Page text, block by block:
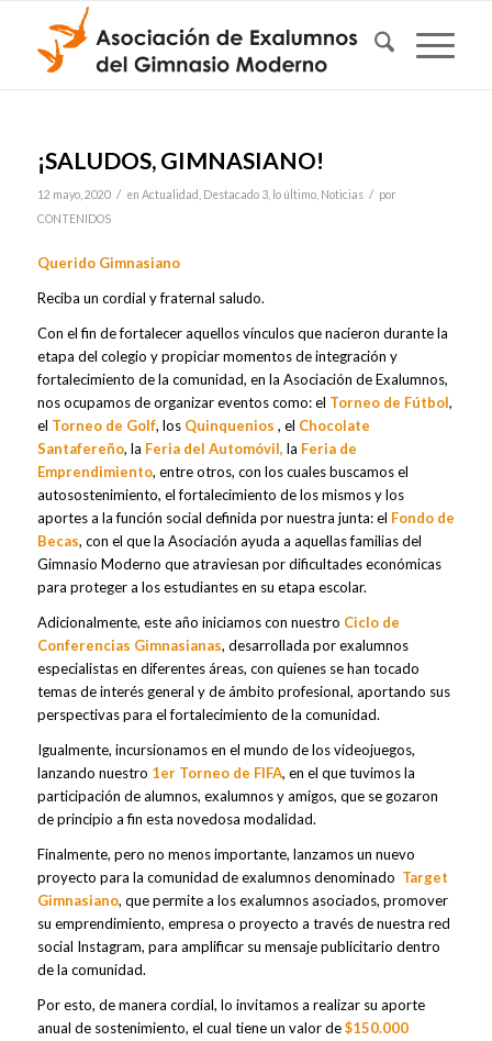
¡SALUDOS, GIMNASIANO!
12 mayo, 2020 / en Actualidad Destacado 3, lo último, Noticias / por
CONTENIDOS
Querido Gimnasiano
Reciba un cordial y fraternal saludo.
Con el fin de fortalecer aquellos vínculos que nacieron durante la
etapa del colegio y propiciar momentos de integración y
fortalecimiento de la comunidad, en la Asociación de Exalumnos,
nos ocupamos de organizar eventos como: el Torneo de Fútbol,
el Torneo de Golf, losQuinquenios , el Chocolate
Santafereño, la Feria del Automóvil, la Feria de
Emprendimiento, entre otros, con los cuales buscamos el
autosostenimiento, el fortalecimiento de los mismos y los
aportes a la función social definida por nuestra junta: el Fondo de
Becas, con el que la Asociación ayuda a aquellas familias del
Gimnasio Moderno que atraviesan por dificultades económicas
para proteger a los estudiantes en su etapa escolar.
Adicionalmente, este año iniciamos con nuestro Ciclo de
Conferencias Gimnasianas, desarrollada por exalumnos
especialistas en diferentes áreas, con quienes se han tocado
temas de interés general y de ámbito profesional, aportando sus
perspectivas para el fortalecimiento de la comunidad.
Igualmente, incursionamos en el mundo de los videojuegos,
lanzando nuestro 1er Torneo de FIFA, en el que tuvimos la
participación de alumnos, exalumnos y amigos, que se gozaron
de principio a fin esta novedosa modalidad.
Finalmente, pero no menos importante, lanzamos un nuevo
proyecto para la comunidad de exalumnos denominado Target
Gimnasiano, que permite a los exalumnos asociados, promover
su emprendimiento, empresa o proyecto a través de nuestra red
social Instagram, para amplificar su mensaje publicitario dentro
de la comunidad.
Por esto, de manera cordial, lo invitamos a realizar su aporte
anual de sostenimiento, el cual tiene un valor de$150.000